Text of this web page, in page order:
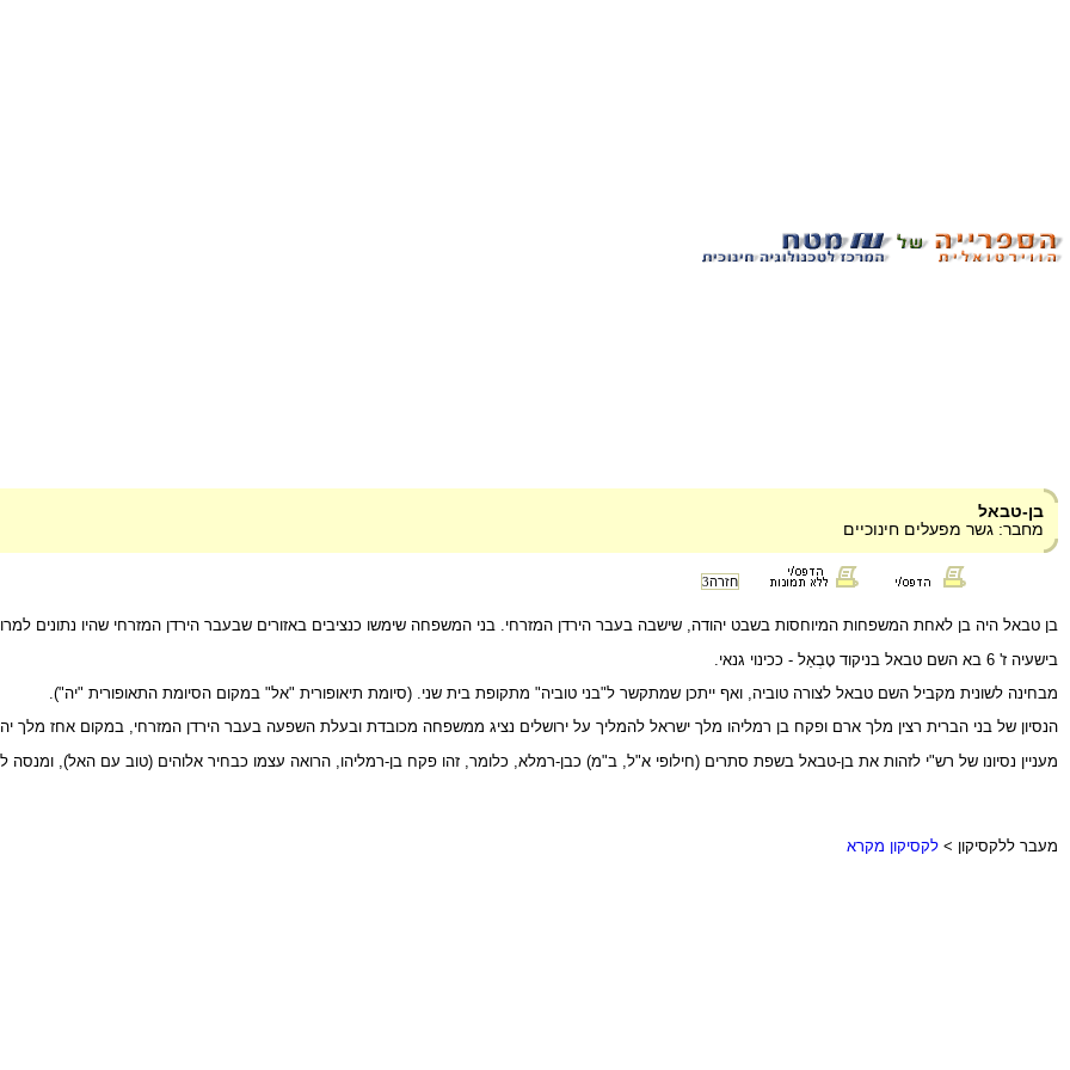
בן-טבאל
מחבר: גשר מפעלים חינוכיים
חזרה3
בן טבאל היה בן לאחת המשפחות המיוחסות בשבט יהודה, שישבה בעבר הירדן המזרחי. בני המשפחה שימשו כנציבים באזורים שבעבר הירדן המזרחי שהיו נתונים
בישעיה ז' 6 בא השם טבאל בניקוד טָבְאַל - ככינוי גנאי.
מבחינה לשונית מקביל השם טבאל לצורה טוביה, ואף ייתכן שמתקשר ל"בני טוביה" מתקופת בית שני. (סיומת תיאופורית "אל" במקום הסיומת התאופורית "יה").
הנסיון של בני הברית רצין מלך ארם ופקח בן רמליהו מלך ישראל להמליך על ירושלים נציג ממשפחה מכובדת ובעלת השפעה בעבר הירדן המזרחי, במקום אחז מלך
מעניין נסיונו של רש"י לזהות את בן-טבאל בשפת סתרים (חילופי א"ל, ב"מ) כבן-רמלא, כלומר, זהו פקח בן-רמליהו, הרואה עצמו כבחיר אלוהים (טוב עם האל),
מעבר ללקסיקון > לקסיקון מקרא